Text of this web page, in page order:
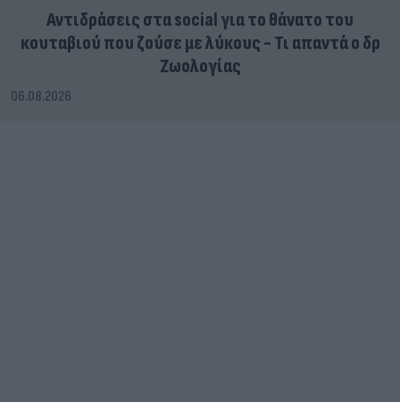
Αντιδράσεις στα social για το θάνατο του
κουταβιού που ζούσε με λύκους - Τι απαντά ο δρ
Ζωολογίας
06.08.2026